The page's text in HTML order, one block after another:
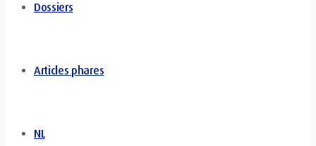
Dossiers
Articles phares
NL